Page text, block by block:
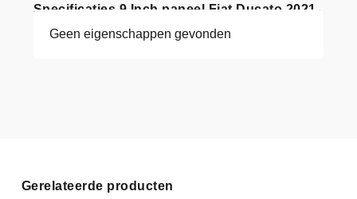
Specificaties 9 Inch paneel Fiat Ducato 2021-
Geen eigenschappen gevonden
Gerelateerde producten